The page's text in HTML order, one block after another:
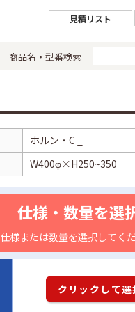
見積リスト
商品名・型番検索
ホルン・C _
W400φ×H250~350
仕様・数量を選
仕様または数量を選択してくだ
クリックして選